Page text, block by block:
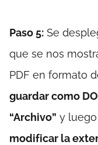
Paso 5: Se
que se nos
PDF en formato
guardar como
“Archivo” y
modificar la